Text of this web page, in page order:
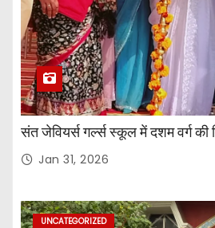
संत जेवियर्स गर्ल्स स्कूल में दशम वर्ग की
Jan 31, 2026
UNCATEGORIZED